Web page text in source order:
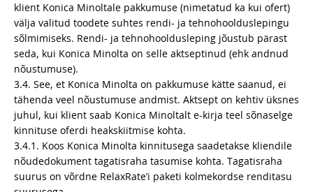
klient Konica Minoltale pakkumuse (nimetatud ka kui ofert)
välja valitud toodete suhtes rendi- ja tehnohoolduslepingu
sõlmimiseks. Rendi- ja tehnohooldusleping jõustub pärast
seda, kui Konica Minolta on selle aktseptinud (ehk andnud
nõustumuse).
3.4. See, et Konica Minolta on pakkumuse kätte saanud, ei
tähenda veel nõustumuse andmist. Aktsept on kehtiv üksnes
juhul, kui klient saab Konica Minoltalt e-kirja teel sõnaselge
kinnituse oferdi heakskiitmise kohta.
3.4.1. Koos Konica Minolta kinnitusega saadetakse kliendile
nõudedokument tagatisraha tasumise kohta. Tagatisraha
suurus on võrdne RelaxRateʼi paketi kolmekordse renditasu